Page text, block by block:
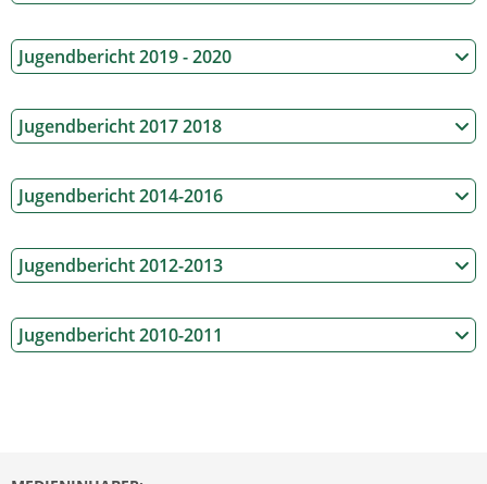
Jugendbericht 2019 - 2020
Jugendbericht 2017 2018
Jugendbericht 2014-2016
Jugendbericht 2012-2013
Jugendbericht 2010-2011